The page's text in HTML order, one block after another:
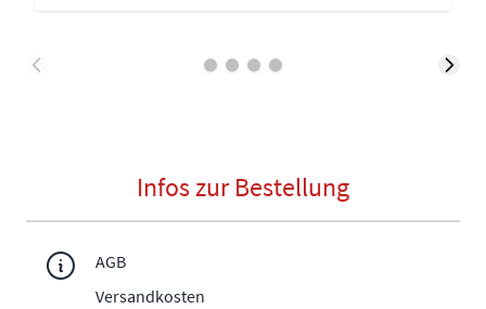
Infos zur Bestellung
AGB
Versandkosten